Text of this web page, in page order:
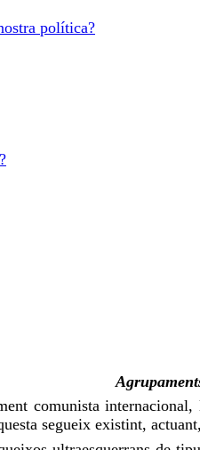
política?
comunista
segueix existint,